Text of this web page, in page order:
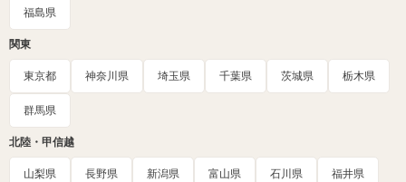
福島県
関東
東京都 神奈川県 埼玉県 千葉県 茨城県 栃木県
群馬県
北陸・甲信越
山梨県 長野県 新潟県 富山県 石川県 福井県